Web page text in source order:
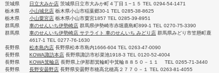
茨城県
日立大みか店 茨城県日立市大みか町４丁目１−１５ TEL 0294-54-1471
栃木県
小山城北店 栃木県小山市稲葉郷30-1 TEL 0285-38-8625
栃木県
小山粟宮店 栃木県小山市粟宮1857 TEL 0285-39-8951
群馬県
車のせんいち伊勢崎店 群馬県伊勢崎市赤堀鹿島町899-1 TEL 0270-75-3390
群馬県
車のせんいち伊勢崎店 サテライト 車のせんいち みどり店 群馬県みどり市笠懸町鹿
4617-1 TEL 0277-76-1630
長野県
松本島内店 長野県松本市島内1666-604 TEL 0263-47-0090
長野県
KOWA諏訪本店 長野県諏訪市杉菜池1918-3 TEL 0120-52-4004
長野県
KOWA箕輪店 長野県上伊那郡箕輪町中箕輪８８５０－１１ TEL 0265-71-3440
長野県
長野安曇野店 長野県安曇野市穂高北穂高２７７０－１ TEL 0263-81-4055